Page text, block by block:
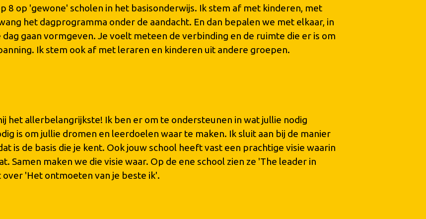
8 op 'gewone' scholen in het basisonderwijs. Ik stem af met kinderen, met
het dagprogramma onder de aandacht. En dan bepalen we met elkaar, in
gaan vormgeven. Je voelt meteen de verbinding en de ruimte die er is om
Ik stem ook af met leraren en kinderen uit andere groepen.
het allerbelangrijkste! Ik ben er om te ondersteunen in wat jullie nodig
is om jullie dromen en leerdoelen waar te maken. Ik sluit aan bij de manier
is de basis die je kent. Ook jouw school heeft vast een prachtige visie waarin
Samen maken we die visie waar. Op de ene school zien ze 'The leader in
'Het ontmoeten van je beste ik'.